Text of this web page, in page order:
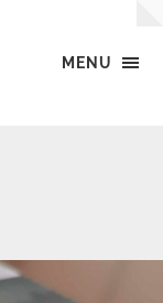
MENU